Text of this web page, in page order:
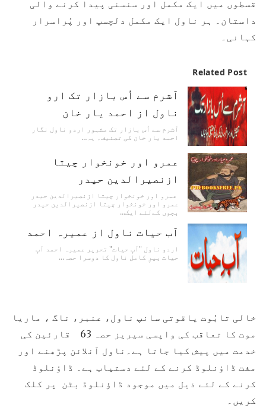
قسطوں میں ایک مکمل اور سنسنی پیدا کرنے والی
داستان۔ ہر ناول ایک مکمل دلچسپ اور پُراسرار
کہانی۔
Related Post
آشرم سے اُس بازار تک ارو
ناول از احمد یار خان
آشرم سے اُس بازار تک مشہور اردو ناول نگار
احمد یار خان کی تصنیف۔ یہ…
عمرو اور خونخوار چیتا
ازنصیرالدین حیدر
عمرو اور خونخوار چیتا ازنصیرالدین حیدر
عمرو اور خونخوار چیتا ازنصیرالدین حیدر
بچوں کےلئے ایک…
آب حیات ناول از عمیرہ احمد
اردو ناول "آبِ حیات" تحریر عمیرہ احمد آبِ
حیات پیرِ کامل ناول کا دوسرا حصہ…
خالی تابُوت یاقوتی سانپ ناول، عنبر، ناگ ، ماریا
موت کا تعاقب کی واپسی سیریز حصہ 63 قارئین کی
خدمت میں پیش کیا جاتا ہے۔ناول آنلائن پڑھنے اور
مفت ڈاؤنلوڈ کرنے کے لئے دستیاب ہے۔ ڈاؤنلوڈ
کرنے کے لئے ذیل میں موجود ڈاؤنلوڈ بٹن پر کلک
کریں۔